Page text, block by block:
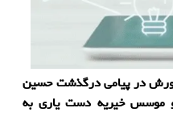
در پیامی درگذشت حسین
موسس خیریه دست یاری به